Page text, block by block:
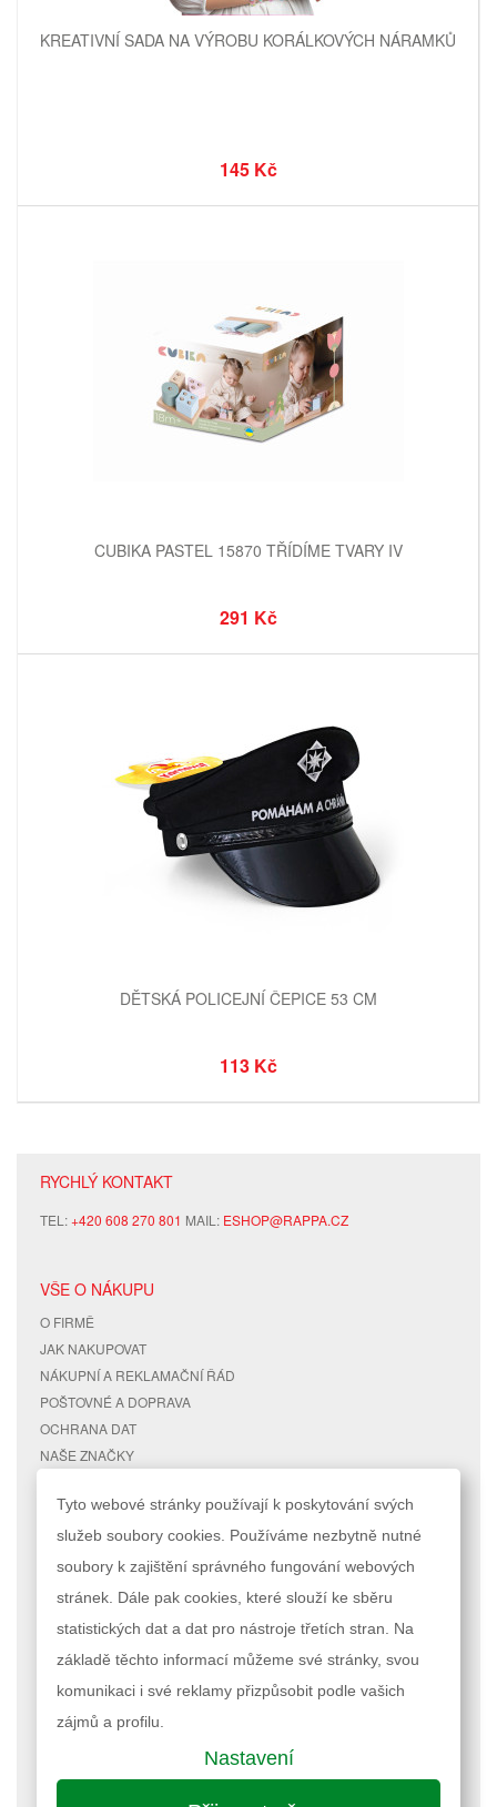
KREATIVNÍ SADA NA VÝROBU KORÁLKOVÝCH NÁRAMKŮ
145 Kč
CUBIKA PASTEL 15870 TŘÍDÍME TVARY IV
291 Kč
DĚTSKÁ POLICEJNÍ ČEPICE 53 CM
113 Kč
RYCHLÝ KONTAKT
TEL:+420 608 270 801 MAIL: ESHOP@RAPPA.CZ
VŠE O NÁKUPU
O FIRMĚ
JAK NAKUPOVAT
NÁKUPNÍ A REKLAMAČNÍ ŘÁD
POŠTOVNÉ A DOPRAVA
OCHRANA DAT
NAŠE ZNAČKY
RYCHLÉ ODKAZY
MAPA STRÁNEK
VYHLEDÁVANÉ TERMÍNY
POKROČILÉ VYHLEDÁVÁNÍ
ÚČET
MŮJ ÚČET
STAV OBJEDNÁVKY
Podle zákona o evidenci tržeb je prodávající povinen vystavit kupujícímu
účtenku. Zároveň je povinen zaevidovat přijatou tržbu u správce daně
Nastavení cookies| © 2023 RAPPA.cz
Tyto webové stránky používají k poskytování svých
služeb soubory cookies. Používáme nezbytně nutné
soubory k zajištění správného fungování webových
stránek. Dále pak cookies, které slouží ke sběru
statistických dat a dat pro nástroje třetích stran. Na
základě těchto informací můžeme své stránky, svou
komunikaci i své reklamy přizpůsobit podle vašich
zájmů a profilu.
Nastavení